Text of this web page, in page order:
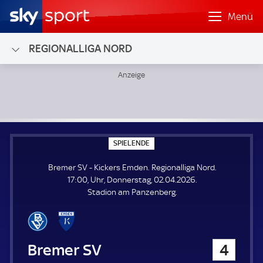
Menü
REGIONALLIGA NORD
SPIELENDE
P
E
E
N
Bremer SV - Kickers Emden. Regionalliga Nord.
17:00, Uhr, Donnerstag, 02.04.2026.
Stadion am Panzenberg.
Bremer SV
4